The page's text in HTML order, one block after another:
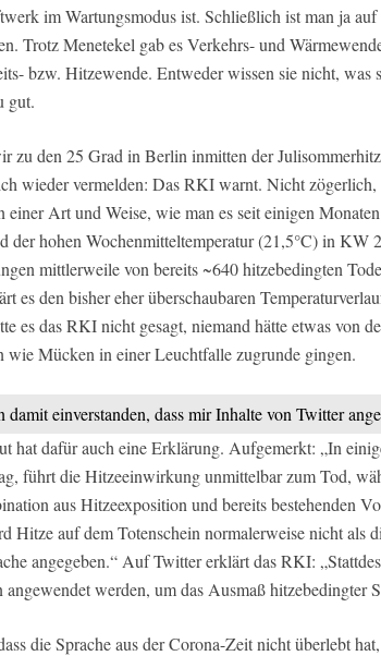
im Wartungsmodus ist. Schließlich ist man ja auf
Trotz Menetekel gab es Verkehrs- und
bzw. Hitzewende. Entweder wissen sie nicht, was
gut.
zu den 25 Grad in Berlin inmitten der
wieder vermelden: Das RKI warnt. Nicht
einer Art und Weise, wie man es seit einigen
der hohen Wochenmitteltemperatur (21,5°C) in KW
mittlerweile von bereits ~640 hitzebedingten
es den bisher eher überschaubaren
es das RKI nicht gesagt, niemand hätte etwas von
wie Mücken in einer Leuchtfalle zugrunde gingen.
damit einverstanden, dass mir Inhalte von Twitter
hat dafür auch eine Erklärung. Aufgemerkt: „In
führt die Hitzeeinwirkung unmittelbar zum Tod,
aus Hitzeexposition und bereits bestehenden
Hitze auf dem Totenschein normalerweise nicht als
angegeben.“ Auf Twitter erklärt das RKI:
angewendet werden, um das Ausmaß hitzebedingter
die Sprache aus der Corona-Zeit nicht überlebt